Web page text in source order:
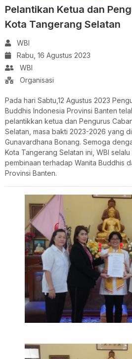
Pelantikan Ketua dan
Kota Tangerang Selatan
WBI
Rabu, 16 Agustus 2023
WBI
Organisasi
Pada hari Sabtu,12 Agustus 2023
Buddhis Indonesia Provinsi Banten
pelantikkan ketua dan Pengurus
Selatan, masa bakti 2023-2026 yang
Gunavardhana Bonang. Semoga
Kota Tangerang Selatan ini, WBI
pembinaan terhadap Wanita Buddhis
Provinsi Banten.